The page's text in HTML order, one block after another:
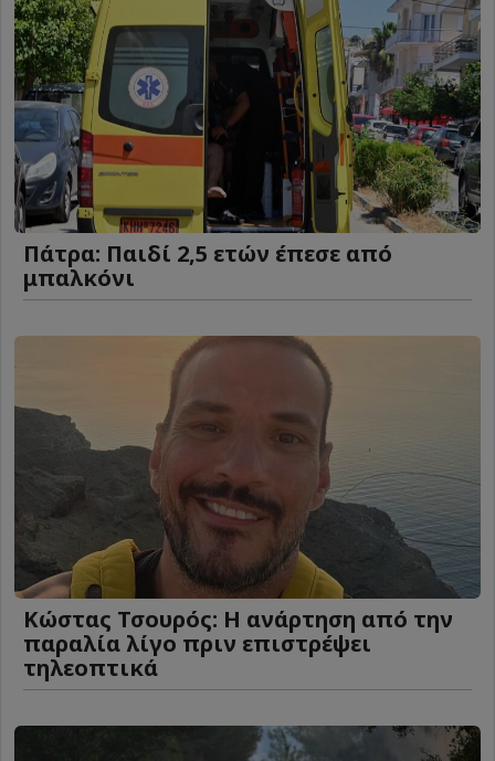
Πάτρα: Παιδί 2,5 ετών έπεσε από
μπαλκόνι
Κώστας Τσουρός: Η ανάρτηση από την
παραλία λίγο πριν επιστρέψει
τηλεοπτικά